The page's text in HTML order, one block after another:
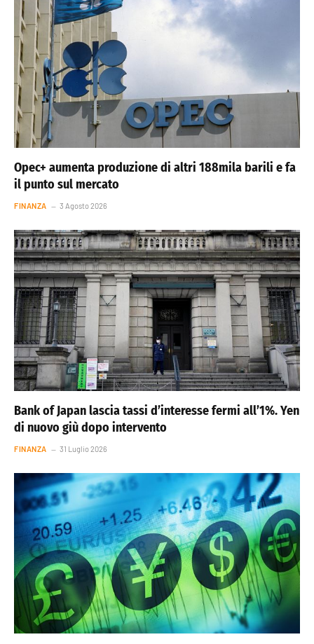
Opec+ aumenta produzione di altri 188mila barili e fa
il punto sul mercato
FINANZA 3 Agosto 2026
Bank of Japan lascia tassi d’interesse fermi all’1%. Yen
di nuovo giù dopo intervento
FINANZA 31 Luglio 2026